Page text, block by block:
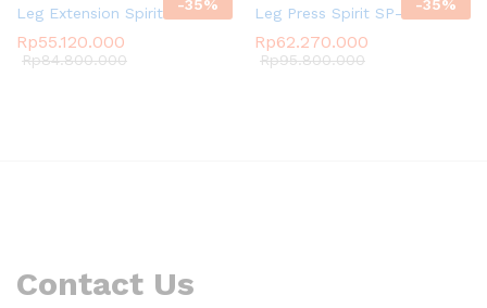
-35%
Leg Extension Spirit SP-3510
Rp55.120.000
Rp84.800.000
-35%
Leg Press Spirit SP-3509
Rp62.270.000
Rp95.800.000
Contact Us